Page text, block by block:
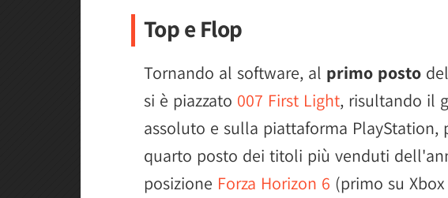
Top e Flop
Tornando al software, al primo posto
si è piazzato 007 First Light, risultando il
assoluto e sulla piattaforma PlayStation,
quarto posto dei titoli più venduti
posizione Forza Horizon 6 (primo su